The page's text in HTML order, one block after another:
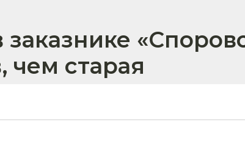
заказнике
чем старая